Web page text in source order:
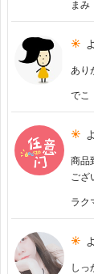
まみ
あり
でこ
商品
ござ
ラク
しっ